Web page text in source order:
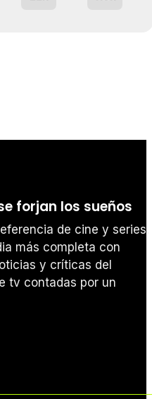
forjan los sueños
de cine y series.
más completa con
y críticas del
tv contadas por un